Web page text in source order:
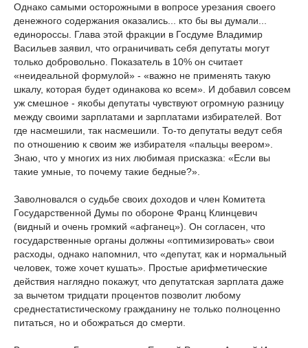
Однако самыми осторожными в вопросе урезания своего
денежного содержания оказались... кто бы вы думали...
единороссы. Глава этой фракции в Госдуме Владимир
Васильев заявил, что ограничивать себя депутаты могут
только добровольно. Показатель в 10% он считает
«неидеальной формулой» - «важно не применять такую
шкалу, которая будет одинакова ко всем». И добавил совсем
уж смешное - якобы депутаты чувствуют огромную разницу
между своими зарплатами и зарплатами избирателей. Вот
где насмешили, так насмешили. То-то депутаты ведут себя
по отношению к своим же избирателя «пальцы веером».
Знаю, что у многих из них любимая присказка: «Если вы
такие умные, то почему такие бедные?».
Заволновался о судьбе своих доходов и член Комитета
Государственной Думы по обороне Франц Клинцевич
(видный и очень громкий «афганец»). Он согласен, что
государственные органы должны «оптимизировать» свои
расходы, однако напомнил, что «депутат, как и нормальный
человек, тоже хочет кушать». Простые арифметические
действия наглядно покажут, что депутатская зарплата даже
за вычетом тридцати процентов позволит любому
среднестатистическому гражданину не только полноценно
питаться, но и обожраться до смерти.